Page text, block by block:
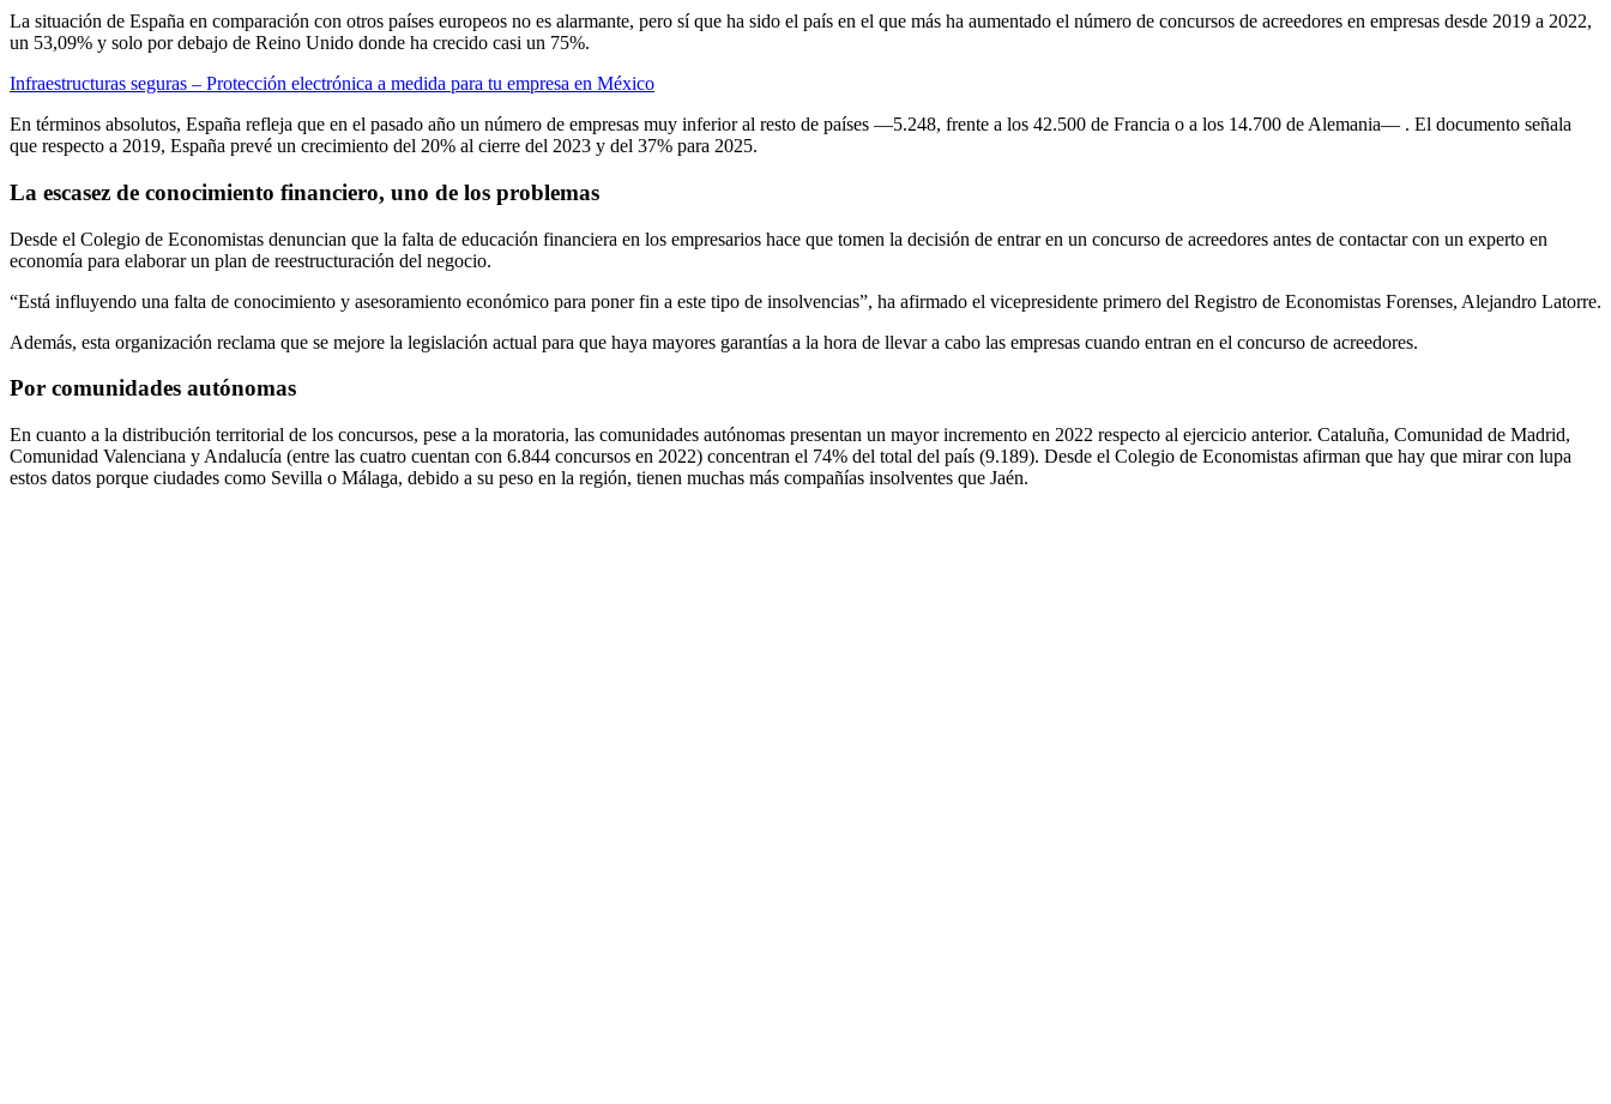
La situación de España en comparación con otros países europeos no es alarmante, pero sí que ha sido el país en el que más ha aumentado el número de concursos de acreedores en empresas desde 2019 a 2022,
un 53,09% y solo por debajo de Reino Unido donde ha crecido casi un 75%.
Infraestructuras seguras – Protección electrónica a medida para tu empresa en México
En términos absolutos, España refleja que en el pasado año un número de empresas muy inferior al resto de países —5.248, frente a los 42.500 de Francia o a los 14.700 de Alemania— . El documento señala
que respecto a 2019, España prevé un crecimiento del 20% al cierre del 2023 y del 37% para 2025.
La escasez de conocimiento financiero, uno de los problemas
Desde el Colegio de Economistas denuncian que la falta de educación financiera en los empresarios hace que tomen la decisión de entrar en un concurso de acreedores antes de contactar con un experto en
economía para elaborar un plan de reestructuración del negocio.
“Está influyendo una falta de conocimiento y asesoramiento económico para poner fin a este tipo de insolvencias”, ha afirmado el vicepresidente primero del Registro de Economistas Forenses, Alejandro Latorre.
Además, esta organización reclama que se mejore la legislación actual para que haya mayores garantías a la hora de llevar a cabo las empresas cuando entran en el concurso de acreedores.
Por comunidades autónomas
En cuanto a la distribución territorial de los concursos, pese a la moratoria, las comunidades autónomas presentan un mayor incremento en 2022 respecto al ejercicio anterior. Cataluña, Comunidad de Madrid,
Comunidad Valenciana y Andalucía (entre las cuatro cuentan con 6.844 concursos en 2022) concentran el 74% del total del país (9.189). Desde el Colegio de Economistas afirman que hay que mirar con lupa
estos datos porque ciudades como Sevilla o Málaga, debido a su peso en la región, tienen muchas más compañías insolventes que Jaén.